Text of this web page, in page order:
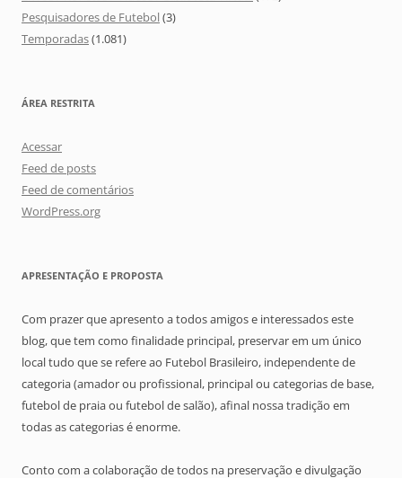
Pesquisadores de Futebol(3)
Temporadas(1.081)
ÁREA RESTRITA
Acessar
Feed de posts
Feed de comentários
WordPress.org
APRESENTAÇÃO E PROPOSTA
Com prazer que apresento a todos amigos e interessados este
blog, que tem como finalidade principal, preservar em um único
local tudo que se refere ao Futebol Brasileiro, independente de
categoria (amador ou profissional, principal ou categorias de base,
futebol de praia ou futebol de salão), afinal nossa tradição em
todas as categorias é enorme.
Conto com a colaboração de todos na preservação e divulgação